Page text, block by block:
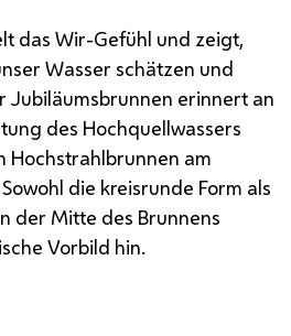
das Wir-Gefühl und zeigt,
Wasser schätzen und
Jubiläumsbrunnen erinnert an
des Hochquellwassers
Hochstrahlbrunnen am
die kreisrunde Form als
der Mitte des Brunnens
Vorbild hin.